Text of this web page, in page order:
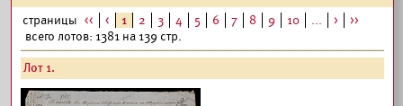
страницы << < 1 2 3 4 5 6 7 8 9 10 ... >
>>
всего лотов: 1381 на 139 стр.
Лот 1.